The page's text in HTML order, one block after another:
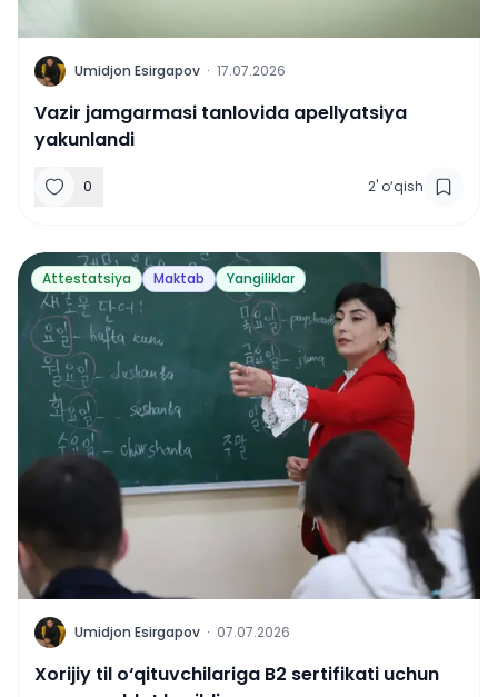
U Umidjon Esirgapov · 17.07.2026
Vazir jamgarmasi tanlovida apellyatsiya
yakunlandi
0 2' o‘qish
Attestatsiya Maktab Yangiliklar
U Umidjon Esirgapov · 07.07.2026
Xorijiy til o‘qituvchilariga B2 sertifikati uchun